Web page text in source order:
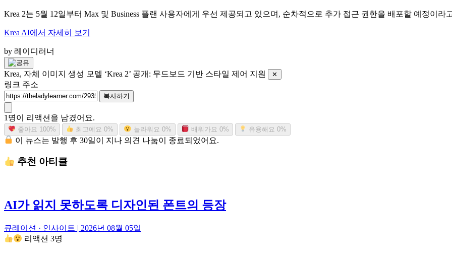
Krea 2는 5월 12일부터 Max 및 Business 플랜 사용자에게 우선 제공되고 있으며, 순차적으로 추가 접근 권한을 배포할 예정이라
Krea AI에서 자세히 보기
by 레이디러너
Krea, 자체 이미지 생성 모델 ‘Krea 2’ 공개: 무드보드 기반 스타일 제어 지원 ✕
링크 주소
복사하기
1명이 리액션을 남겼어요.
좋아요 100% 최고예요 0% 놀라워요 0% 배워가요 0% 유용해요 0%
이 뉴스는 발행 후 30일이 지나 의견 나눔이 종료되었어요.
추천 아티클
AI가 읽지 못하도록 디자인된 폰트의 등장
큐레이션 · 인사이트 | 2026년 08월 05일
리액션 3명